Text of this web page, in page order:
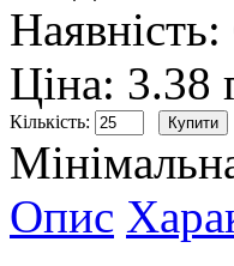
Наявність:
Ціна: 3.38
Кількість:
Опис